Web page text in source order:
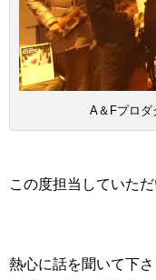
A＆Fプロダ
この度担当していた
熱心に話を聞いて下